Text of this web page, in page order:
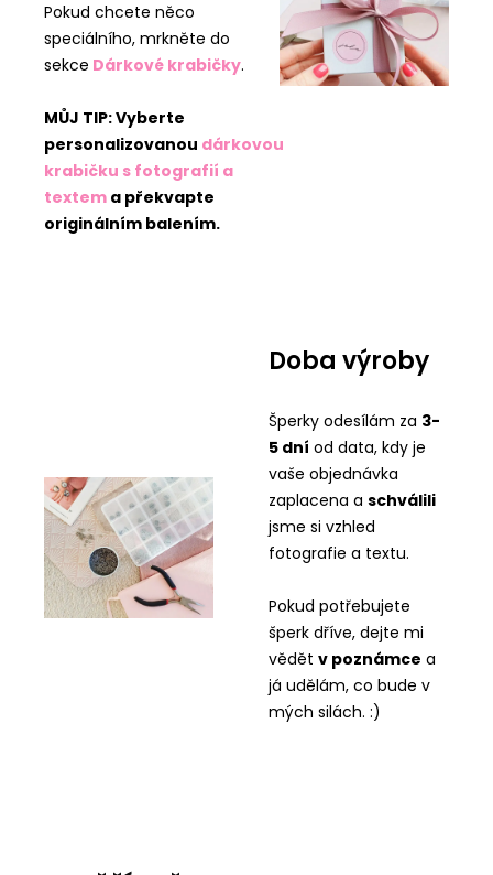
Pokud chcete něco
speciálního, mrkněte do
sekce Dárkové krabičky.
MŮJ TIP: Vyberte
personalizovanou dárkovou
krabičku s fotografií a
textem a překvapte
originálním balením.
Doba výroby
Šperky odesílám za 3-
5 dní od data, kdy je
vaše objednávka
zaplacena a schválili
jsme si vzhled
fotografie a textu.
Pokud potřebujete
šperk dříve, dejte mi
vědět v poznámce a
já udělám, co bude v
mých silách. :)